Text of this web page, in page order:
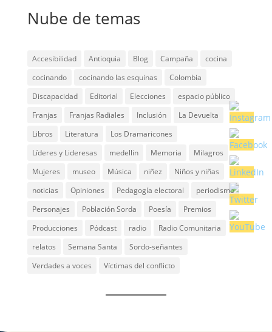
Nube de temas
Accesibilidad Antioquia Blog Campaña
cocina
cocinando
cocinando las esquinas
Colombia
Discapacidad
Editorial Elecciones
espacio público
Franjas
Franjas Radiales Inclusión
La Devuelta
Libros
Literatura
Los Dramaricones
Líderes y Lideresas
medellin Memoria
Milagros
Mujeres
museo Música niñez
Niños y niñas
noticias
Opiniones Pedagogía electoral
periodismo
Personajes
Población Sorda Poesía
Premios
Producciones
Pódcast radio
Radio Comunitaria
relatos
Semana Santa
Sordo-señantes
Verdades a voces
Víctimas del conflicto